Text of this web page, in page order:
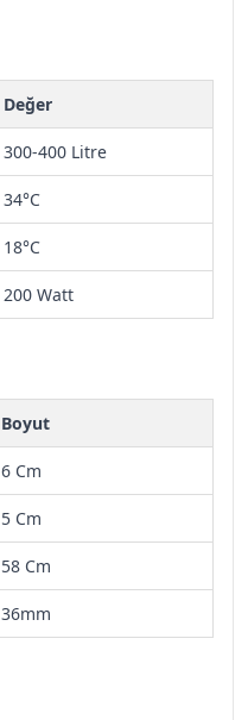
Değer
300-400 Litre
34°C
18°C
200 Watt
Boyut
6 Cm
5 Cm
58 Cm
36mm